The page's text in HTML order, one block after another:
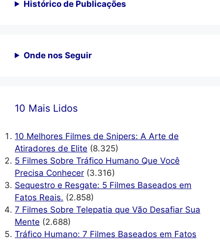
Histórico de Publicações
Onde nos Seguir
10 Mais Lidos
10 Melhores Filmes de Snipers: A Arte de
Atiradores de Elite (8.325)
5 Filmes Sobre Tráfico Humano Que Você
Precisa Conhecer (3.316)
Sequestro e Resgate: 5 Filmes Baseados em
Fatos Reais. (2.858)
7 Filmes Sobre Telepatia que Vão Desafiar Sua
Mente (2.688)
Tráfico Humano: 7 Filmes Baseados em Fatos